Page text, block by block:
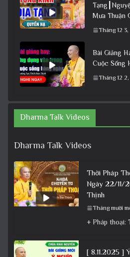
Mưa Thuận
Tháng 12
Bài Giảng
Cuộc Sống
Tháng 12
Dharma Talk Videos
Dharma Talk Videos
Thời Pháp
Ngày 22/11/
Thịnh
Tháng mười
[ 8.11.2025 ]